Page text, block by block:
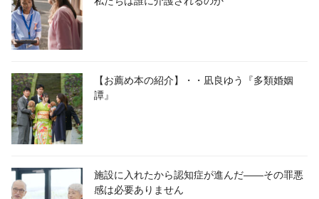
【お薦め本の紹介】・・凪良ゆう『多類婚姻
譚』
施設に入れたから認知症が進んだ――その罪悪
感は必要ありません